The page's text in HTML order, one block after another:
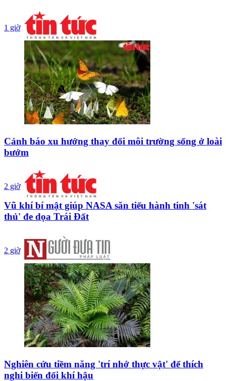
1 giờ
Cảnh báo xu hướng thay đổi môi trường sống ở loài
bướm
2 giờ
Vũ khí bí mật giúp NASA săn tiểu hành tinh 'sát
thủ' đe dọa Trái Đất
2 giờ
Nghiên cứu tiềm năng 'trí nhớ thực vật' để thích
nghi biến đổi khí hậu